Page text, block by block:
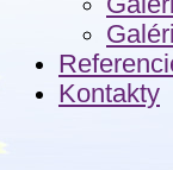
Kontakty